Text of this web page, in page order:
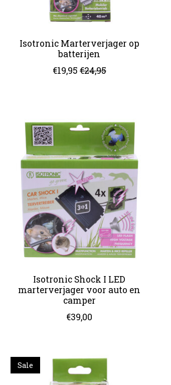
Isotronic Marterverjager op
batterijen
€19,95 €24,95
Isotronic Shock I LED
marterverjager voor auto en
camper
€39,00
Sale